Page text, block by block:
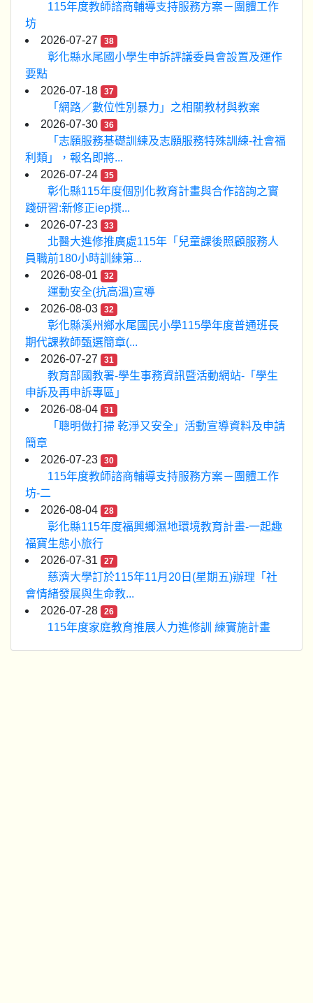
115年度教師諮商輔導支持服務方案－團體工作
坊
2026-07-27
38
彰化縣水尾國小學生申訴評議委員會設置及運作
要點
2026-07-18
37
「網路／數位性別暴力」之相關教材與教案
2026-07-30
36
「志願服務基礎訓練及志願服務特殊訓練-社會福
利類」，報名即將...
2026-07-24
35
彰化縣115年度個別化教育計畫與合作諮詢之實
踐研習:新修正iep撰...
2026-07-23
33
北醫大進修推廣處115年「兒童課後照顧服務人
員職前180小時訓練第...
2026-08-01
32
運動安全(抗高溫)宣導
2026-08-03
32
彰化縣溪州鄉水尾國民小學115學年度普通班長
期代課教師甄選簡章(...
2026-07-27
31
教育部國教署-學生事務資訊暨活動網站-「學生
申訴及再申訴專區」
2026-08-04
31
「聰明做打掃 乾淨又安全」活動宣導資料及申請
簡章
2026-07-23
30
115年度教師諮商輔導支持服務方案－團體工作
坊-二
2026-08-04
28
彰化縣115年度福興鄉濕地環境教育計畫-一起趣
福寶生態小旅行
2026-07-31
27
慈濟大學訂於115年11月20日(星期五)辦理「社
會情緒發展與生命教...
2026-07-28
26
115年度家庭教育推展人力進修訓 練實施計畫